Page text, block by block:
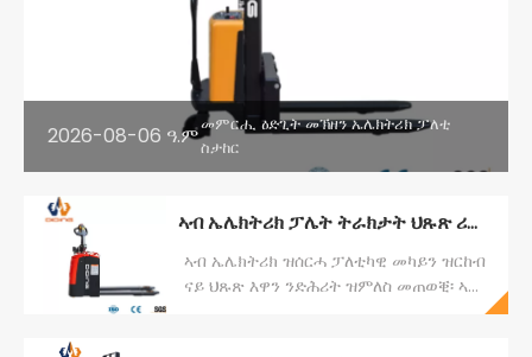
2026-08-06 ዓ.ምመምርሒ ዕድጊት መኽዘን ኤሌክትሪክ ፓለቲ
ስታከር
ኣብ ኤሌክትሪክ ፓሌት ትራክታት ህጹጽ ሪቨርስ መጠወቒ እንታይ እዩ?
ኣብ ኤሌክትሪክ ዝሰርሓ ፓለቲካዊ መካይን ዝርከብ
ናይ ህጹጽ እዋን ንድሕሪት ዝምለስ መጠወቒ፡ ኣብ